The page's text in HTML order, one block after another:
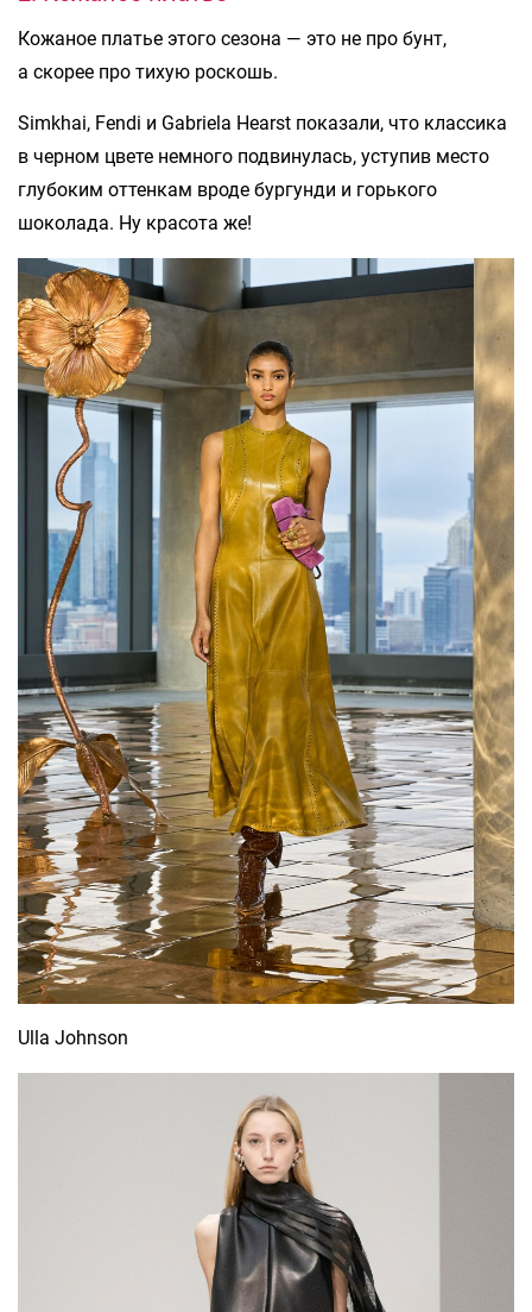
Кожаное платье этого сезона — это не про бунт,
а скорее про тихую роскошь.
Simkhai, Fendi и Gabriela Hearst показали, что классика
в черном цвете немного подвинулась, уступив место
глубоким оттенкам вроде бургунди и горького
шоколада. Ну красота же!
Ulla Johnson